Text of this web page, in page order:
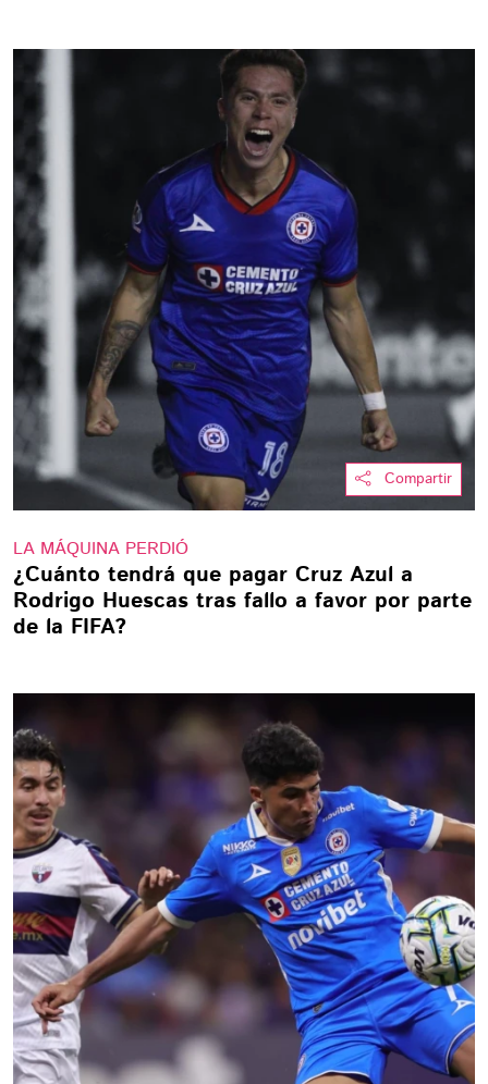
Compartir
LA MÁQUINA PERDIÓ
¿Cuánto tendrá que pagar Cruz Azul a
Rodrigo Huescas tras fallo a favor por parte
de la FIFA?